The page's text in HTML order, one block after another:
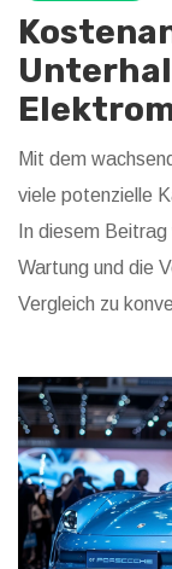
Mit dem
viele potenzielle
In diesem
Wartung und die
Vergleich zu
berichte über
Tesla.